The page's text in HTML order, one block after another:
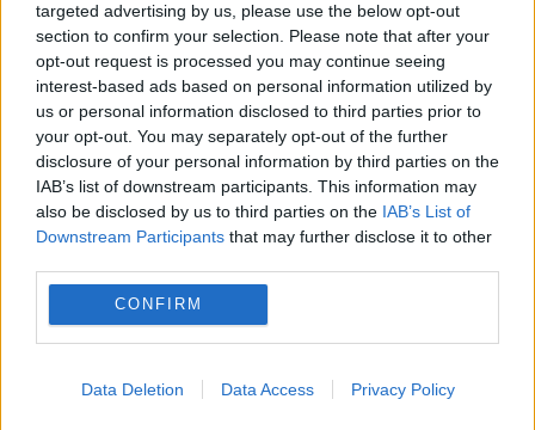
targeted advertising by us, please use the below opt-out
section to confirm your selection. Please note that after your
opt-out request is processed you may continue seeing
interest-based ads based on personal information utilized by
us or personal information disclosed to third parties prior to
your opt-out. You may separately opt-out of the further
disclosure of your personal information by third parties on the
IAB’s list of downstream participants. This information may
also be disclosed by us to third parties on the IAB’s List of
Downstream Participants that may further disclose it to other
CONFIRM
Data Deletion Data Access Privacy Policy
POLITICA
Sorin Grindeanu: Parlamentul a evitat
pierderea a 5,8 miliarde de euro din PNRR și a
deblocat 16,7 miliarde din SAFE